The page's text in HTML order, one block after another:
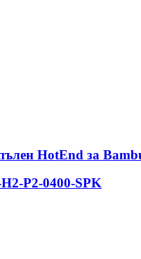
HotEnd за
P2-0400-SPK